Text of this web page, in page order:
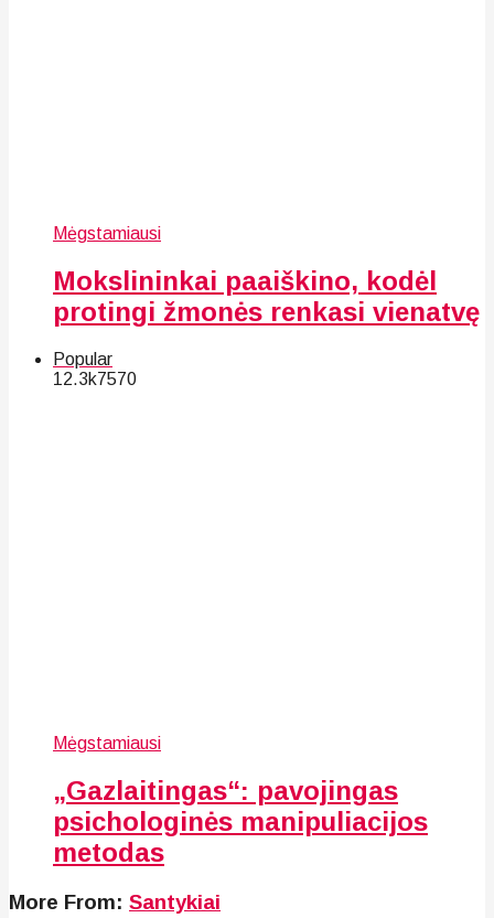
Mėgstamiausi
Mokslininkai paaiškino, kodėl
protingi žmonės renkasi vienatvę
Popular
12.3k7570
Mėgstamiausi
„Gazlaitingas“: pavojingas
psichologinės manipuliacijos
metodas
More From: Santykiai